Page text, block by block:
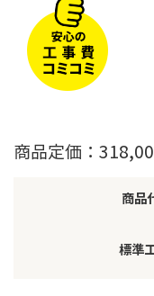
商品定価：
商品
標準